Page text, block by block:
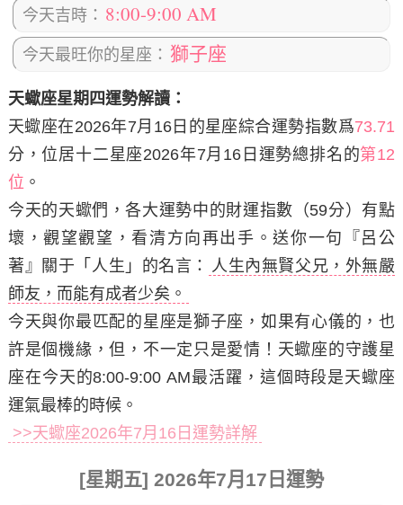
今天吉時： 8:00-9:00 AM
今天最旺你的星座： 獅子座
天蠍座星期四運勢解讀：
天蠍座在2026年7月16日 的星座綜合運勢指數爲73.71
分，位居十二星座2026年7月16日運勢總排名的第12
位 。
今天的天蠍們，各大運勢中的財運指數（59分）有點
壞，觀望觀望，看清方向再出手。送你一句『呂公
著』關于「人生」的名言： 人生內無賢父兄，外無嚴
師友，而能有成者少矣。
今天與你最匹配的星座是獅子座，如果有心儀的，也
許是個機緣，但，不一定只是愛情！天蠍座的守護星
座在今天的8:00-9:00 AM最活躍，這個時段是天蠍座
運氣最棒的時候。
>>天蠍座2026年7月16日運勢詳解
[星期五] 2026年7月17日運勢